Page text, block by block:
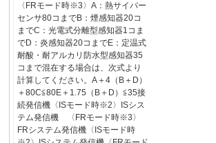
〈FRモード時※3〉A：熱サイバー
センサ80コまでB：煙感知器20コ
までC：光電式分離型感知器1コま
でD：炎感知器20コまでE：定温式
耐酸・耐アルカリ防水型感知器35
コまで混在する場合は、次式より
計算してください。A＋4（B＋D）
＋80C≦80E＋1.75（B＋D）≦35接
続発信機〈ISモード時※2〉ISシス
テム発信機 〈FRモード時※3〉
FRシステム発信機〈ISモード時